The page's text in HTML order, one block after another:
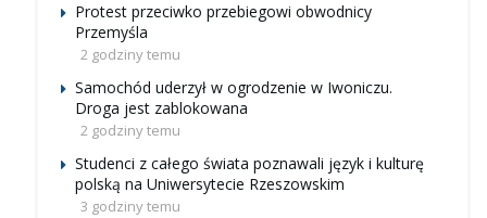
Protest przeciwko przebiegowi obwodnicy
Przemyśla
2 godziny temu
Samochód uderzył w ogrodzenie w Iwoniczu.
Droga jest zablokowana
2 godziny temu
Studenci z całego świata poznawali język i kulturę
polską na Uniwersytecie Rzeszowskim
3 godziny temu